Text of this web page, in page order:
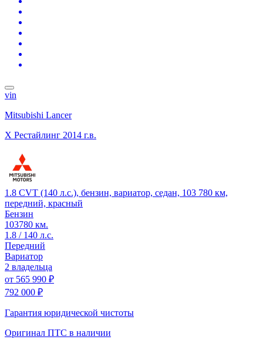
vin
Mitsubishi Lancer
X Рестайлинг 2014 г.в.
1.8 CVT (140 л.с.), бензин, вариатор, седан, 103 780 км,
передний, красный
Бензин
103780 км.
1.8 / 140 л.с.
Передний
Вариатор
2 владельца
от 565 990 ₽
792 000 ₽
Гарантия юридической чистоты
Оригинал ПТС в наличии